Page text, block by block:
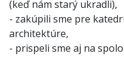
(keď nám starý ukradli),
- ​zakúpili sme pre
architektúre,
- ​prispeli sme aj na